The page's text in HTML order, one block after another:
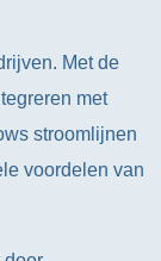
Met de
met
stroomlijnen
voordelen van